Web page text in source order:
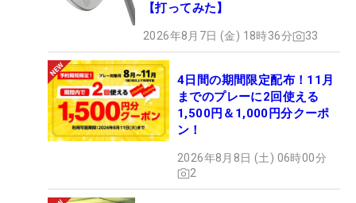
【打ってみた】
2026年8月7日 (金) 18時36分 33
4日間の期間限定配布！11月
までのプレーに2回使える
1,500円＆1,000円分クーポ
ン！
2026年8月8日 (土) 06時00分
2